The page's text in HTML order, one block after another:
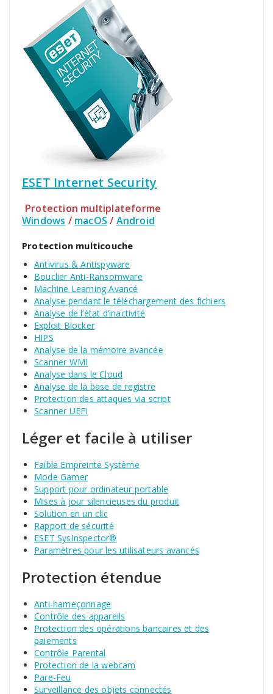
ESET Internet Security
Protection multiplateforme
Windows / macOS / Android
Protection multicouche
Antivirus & Antispyware
Bouclier Anti-Ransomware
Machine Learning Avancé
Analyse pendant le téléchargement des fichiers
Analyse de l’état d’inactivité
Exploit Blocker
HIPS
Analyse de la mémoire avancée
Scanner WMI
Analyse dans le Cloud
Analyse de la base de registre
Protection des attaques via script
Scanner UEFI
Léger et facile à utiliser
Faible Empreinte Système
Mode Gamer
Support pour ordinateur portable
Mises à jour silencieuses du produit
Solution en un clic
Rapport de sécurité
ESET SysInspector®
Paramètres pour les utilisateurs avancés
Protection étendue
Anti-hameçonnage
Contrôle des appareils
Protection des opérations bancaires et des
paiements
Contrôle Parental
Protection de la webcam
Pare-Feu
Surveillance des objets connectés